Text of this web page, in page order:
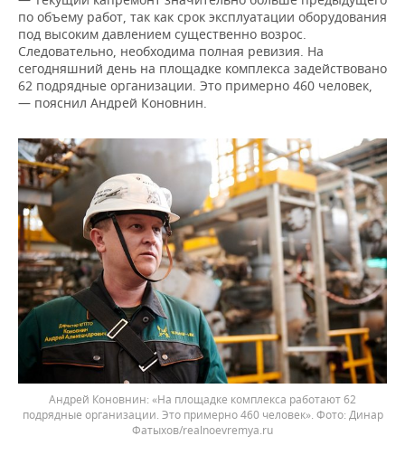
по объему работ, так как срок эксплуатации оборудования
под высоким давлением существенно возрос.
Следовательно, необходима полная ревизия. На
сегодняшний день на площадке комплекса задействовано
62 подрядные организации. Это примерно 460 человек,
— пояснил Андрей Коновнин.
Андрей Коновнин: «На площадке комплекса работают 62
подрядные организации. Это примерно 460 человек».
Динар
Фатыхов/realnoevremya.ru